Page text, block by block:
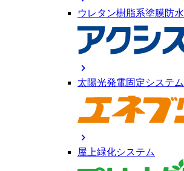
ウレタン樹脂系塗膜防水
chevron_right
太陽光発電固定システム
chevron_right
屋上緑化システム